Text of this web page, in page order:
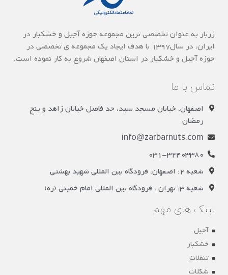
زربار به عنوان تخصصی ترین مجموعه حوزه آجیل و خشکبار در
ایران، در سال1397 با هدف ایجاد یک مجموعه ی تخصصی در
حوزه آجیل و خشکبار در استان اصفهان شروع به کار نموده است.
تماس با ما
اصفهان، خیابان مسجد سید، حد فاصل خیابان زاهد و پنج
رمضان
info@zarbarnuts.com
031-32403380
شعبه 2: اصفهان، فرودگاه بین المللی شهید بهشتی
شعبه 3: تهران ، فرودگاه بین المللی امام خمینی (ره)
لینک های مهم
آجیل
خشکبار
تنقلات
شکلات